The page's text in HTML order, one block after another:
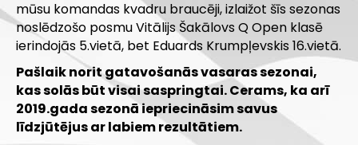
mūsu komandas kvadru braucēji, izlaižot šīs sezonas
noslēdzošo posmu Vitālijs Šakālovs Q Open klasē
ierindojās 5.vietā, bet Eduards Krumpļevskis 16.vietā.
Pašlaik norit gatavošanās vasaras sezonai,
kas solās būt visai saspringtai. Cerams, ka arī
2019.gada sezonā iepriecināsim savus
līdzjūtējus ar labiem rezultātiem.